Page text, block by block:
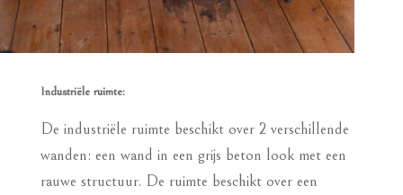
Industriële ruimte:
De industriële ruimte beschikt over 2 verschillende
wanden: een wand in een grijs beton look met een
rauwe structuur. De ruimte beschikt over een